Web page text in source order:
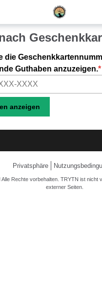
die
Guthaben anzuzeigen.
Privatsphäre
Rechte vorbehalten. TRYTN ist nicht
externer Seiten.